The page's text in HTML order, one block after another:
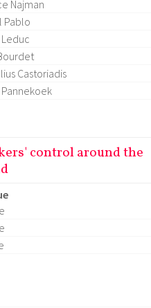
Najman
Pablo
Castoriadis
control around the